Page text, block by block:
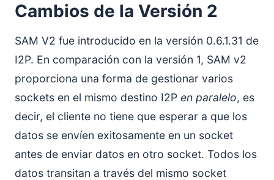
Cambios de la Versión 2
SAM V2 fue introducido en la versión 0.6.1.31 de
I2P. En comparación con la versión 1, SAM v2
proporciona una forma de gestionar varios
sockets en el mismo destino I2P en paralelo, es
decir, el cliente no tiene que esperar a que los
datos se envíen exitosamente en un socket
antes de enviar datos en otro socket. Todos los
datos transitan a través del mismo socket